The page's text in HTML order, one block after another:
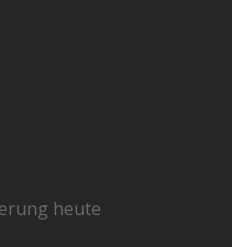
heute